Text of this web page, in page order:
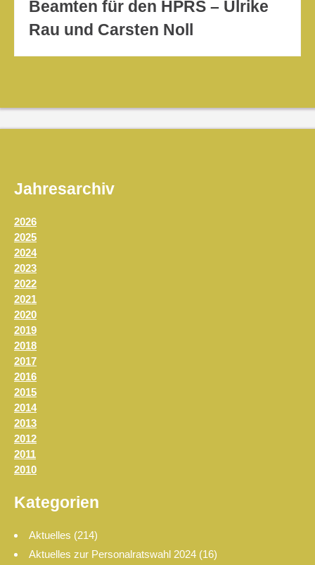
Beamten für den HPRS – Ulrike
Rau und Carsten Noll
Jahresarchiv
2026
2025
2024
2023
2022
2021
2020
2019
2018
2017
2016
2015
2014
2013
2012
2011
2010
Kategorien
Aktuelles (214)
Aktuelles zur Personalratswahl 2024 (16)